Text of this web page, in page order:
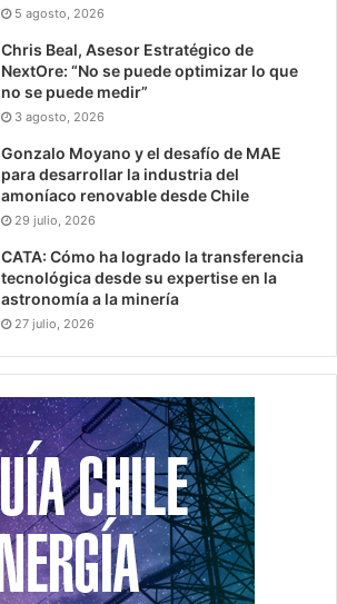
5 agosto, 2026
Chris Beal, Asesor Estratégico de
NextOre: “No se puede optimizar lo que
no se puede medir”
3 agosto, 2026
Gonzalo Moyano y el desafío de MAE
para desarrollar la industria del
amoníaco renovable desde Chile
29 julio, 2026
CATA: Cómo ha logrado la transferencia
tecnológica desde su expertise en la
astronomía a la minería
27 julio, 2026